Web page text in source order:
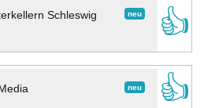
neu
Schleswig
👍
neu
👍